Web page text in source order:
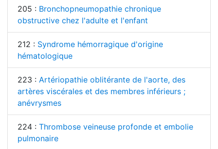
205 : Bronchopneumopathie chronique
obstructive chez l'adulte et l'enfant
212 : Syndrome hémorragique d'origine
hématologique
223 : Artériopathie oblitérante de l'aorte, des
artères viscérales et des membres inférieurs ;
anévrysmes
224 : Thrombose veineuse profonde et embolie
pulmonaire